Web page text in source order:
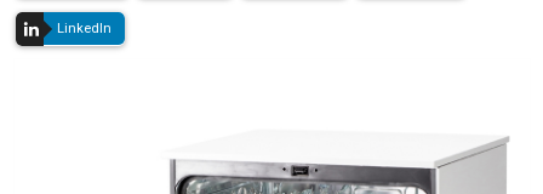
LinkedIn